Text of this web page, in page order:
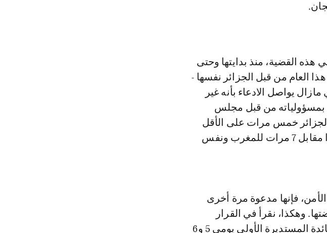
هذه القضية، منذ بدايتها وحتى
العام من قبل الجزائر نفسها -
يواصل الادعاء بأنه غير
بمسؤولياته من قبل مجلس
الجزائر خمس مرات على الأقل
كطرف أساسي في النزاع، وبالتالي في حله. هذا مقابل 7 مرات للمغرب ونفس
فإنها مدعوة مرة أخرى
وهكذا، نقرأ في القرار
المقبل أنه يتم «الترحيب بالزخم الذي أحدثته المائدة المستديرة الأولى يومي 5 و6